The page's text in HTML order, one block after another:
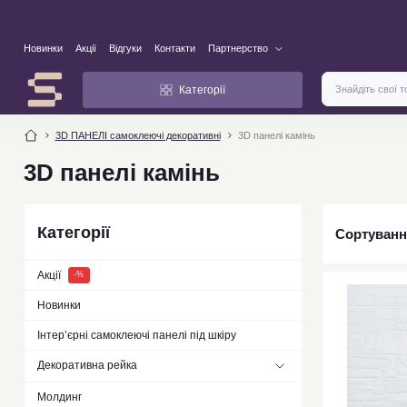
Новинки Акції Відгуки Контакти Партнерство
Категорії
3D ПАНЕЛІ самоклеючі декоративні 3D панелі камінь
3D панелі камінь
Категорії
Акції -%
Новинки
Інтер’єрні самоклеючі панелі під шкіру
Декоративна рейка
Рейки 110х10х2900мм
Молдинг